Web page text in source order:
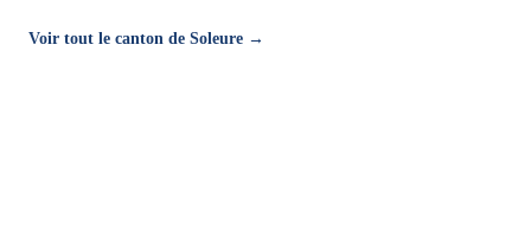
Voir tout le canton de Soleure →